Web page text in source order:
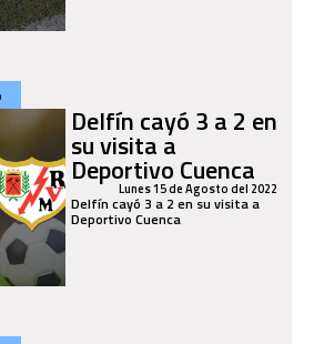
Delfín cayó 3 a 2 en
su visita a
Deportivo Cuenca
Lunes 15 de Agosto del 2022
Delfín cayó 3 a 2 en su visita a
Deportivo Cuenca